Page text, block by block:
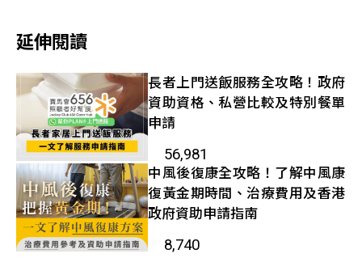
延伸閱讀​
長者上門送飯服務全攻略！政府
資助資格、私營比較及特別餐單
申請
56,981
中風後復康全攻略！了解中風康
復黃金期時間、治療費用及香港
政府資助申請指南
8,740